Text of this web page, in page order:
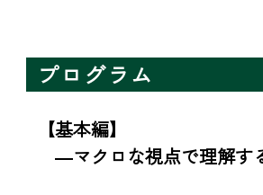
プログラム
【基本編】
―マクロな視点で理解す